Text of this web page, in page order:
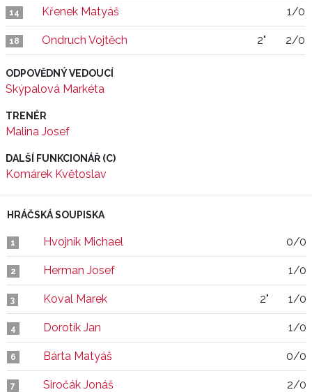
14 Křenek Matyáš 1/0
18 Ondruch Vojtěch 2" 2/0
ODPOVĚDNÝ VEDOUCÍ
Skýpalová Markéta
TRENÉR
Malina Josef
DALŠÍ FUNKCIONÁŘ (C)
Komárek Květoslav
HRÁČSKÁ SOUPISKA
1 Hvojník Michael 0/0
2 Herman Josef 1/0
3 Koval Marek 2" 1/0
4 Dorotík Jan 1/0
6 Bárta Matyáš 0/0
7 Siročák Jonáš 2/0